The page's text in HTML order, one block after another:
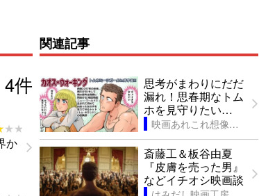
4件
か
関連記事
思考がまわりにだだ
漏れ！思春期なトム
ホを見守りたい…
映画あれこれ想像戯画
斎藤工＆板谷由夏
『皮膚を売った男』
などイチオシ映画談